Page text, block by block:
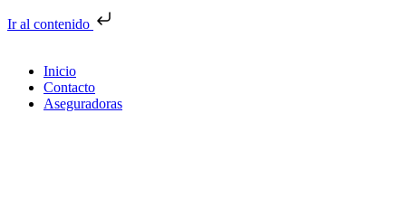
Ir al contenido
Inicio
Contacto
Aseguradoras